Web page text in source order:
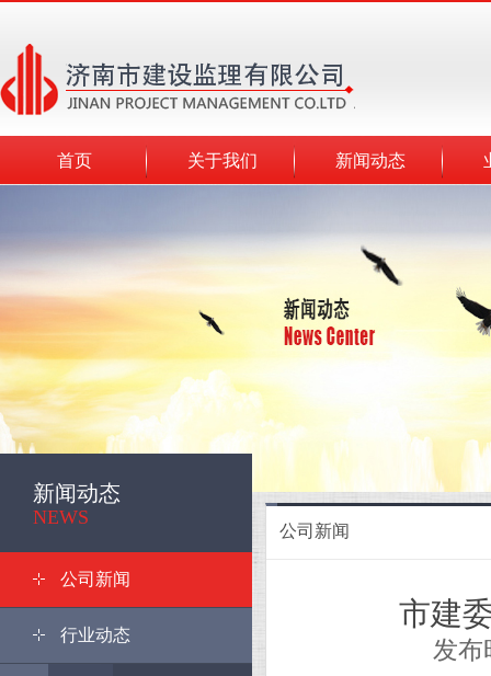
首页 关于我们 新闻动态
新闻动态
NEWS
公司新闻
行业动态
公司新闻
市建
发布